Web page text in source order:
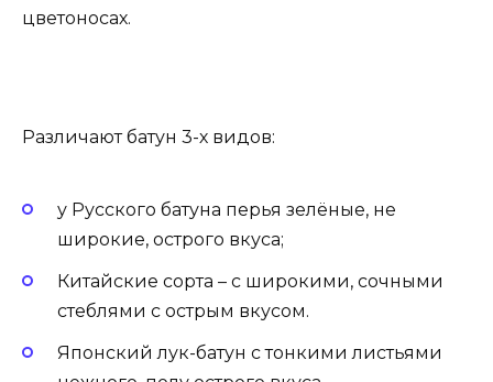
цветоносах.
Различают батун 3-х видов:
у Русского батуна перья зелёные, не
широкие, острого вкуса;
Китайские сорта – с широкими, сочными
стеблями с острым вкусом.
Японский лук-батун с тонкими листьями